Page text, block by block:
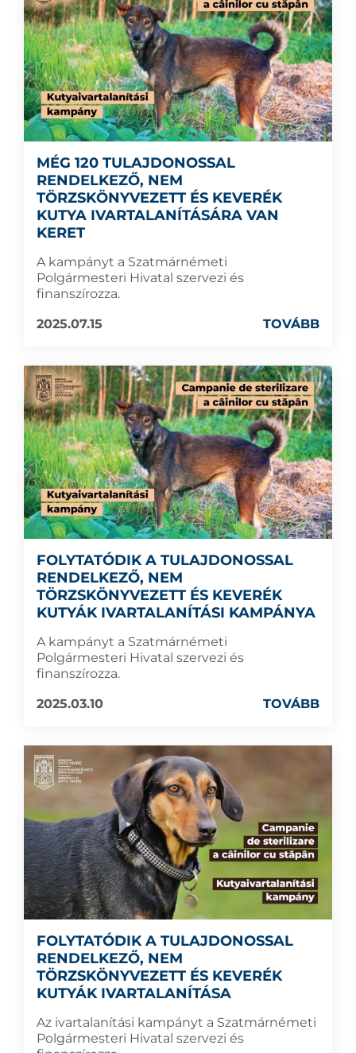
MÉG 120 TULAJDONOSSAL
RENDELKEZŐ, NEM
TÖRZSKÖNYVEZETT ÉS KEVERÉK
KUTYA IVARTALANÍTÁSÁRA VAN
KERET
A kampányt a Szatmárnémeti
Polgármesteri Hivatal szervezi és
finanszírozza.
2025.07.15
TOVÁBB
FOLYTATÓDIK A TULAJDONOSSAL
RENDELKEZŐ, NEM
TÖRZSKÖNYVEZETT ÉS KEVERÉK
KUTYÁK IVARTALANÍTÁSI KAMPÁNYA
A kampányt a Szatmárnémeti
Polgármesteri Hivatal szervezi és
finanszírozza.
2025.03.10
TOVÁBB
FOLYTATÓDIK A TULAJDONOSSAL
RENDELKEZŐ, NEM
TÖRZSKÖNYVEZETT ÉS KEVERÉK
KUTYÁK IVARTALANÍTÁSA
Az ivartalanítási kampányt a Szatmárnémeti
Polgármesteri Hivatal szervezi és